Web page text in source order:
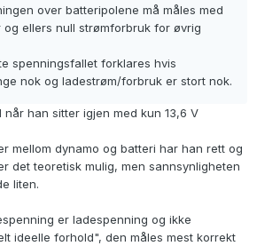
over batteripolene må måles med
ellers null strømforbruk for øvrig
spenningsfallet forklares hvis
nok og ladestrøm/forbruk er stort nok.
han sitter igjen med kun 13,6 V
mellom dynamo og batteri har han rett og
det teoretisk mulig, men sannsynligheten
liten.
er ladespenning og ikke
ideelle forhold", den måles mest korrekt